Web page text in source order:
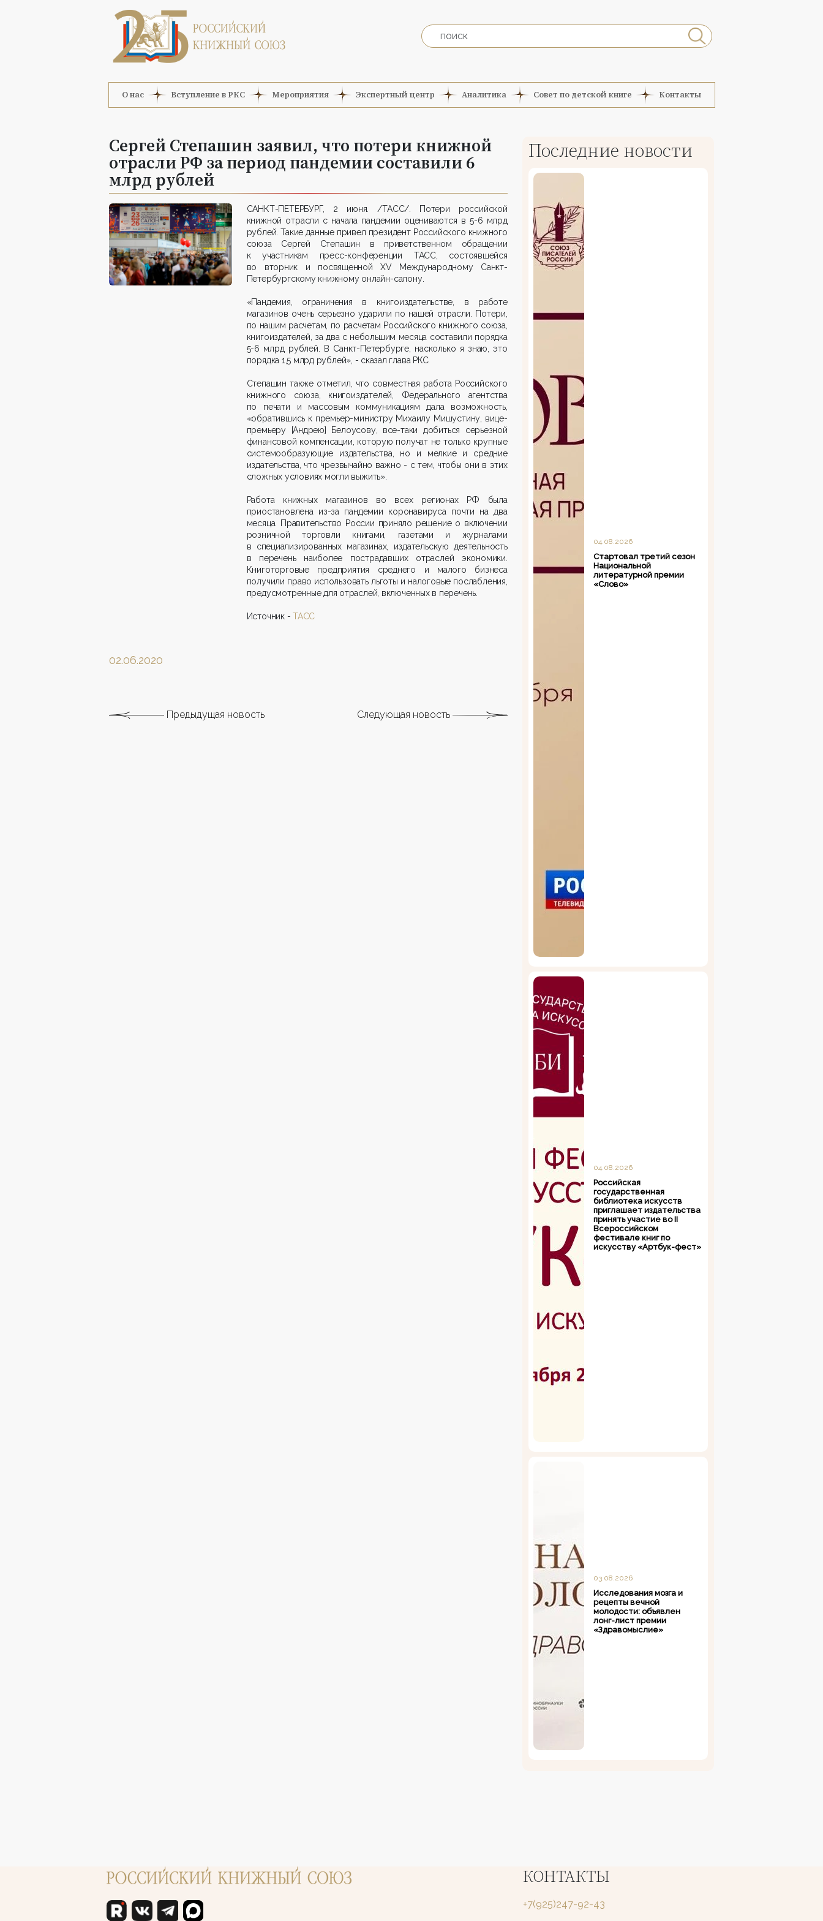
О нас Вступление в РКС Мероприятия Экспертный центр Аналитика Совет по детской книге Контакты
Сергей Степашин заявил, что потери книжной
отрасли РФ за период пандемии составили 6
млрд рублей
САНКТ-ПЕТЕРБУРГ, 2 июня. /ТАСС/. Потери российской
книжной отрасли с начала пандемии оцениваются в 5-6 млрд
рублей. Такие данные привел президент Российского книжного
союза Сергей Степашин в приветственном обращении
к участникам пресс-конференции ТАСС, состоявшейся
во вторник и посвященной XV Международному Санкт-
Петербургскому книжному онлайн-салону.
«Пандемия, ограничения в книгоиздательстве, в работе
магазинов очень серьезно ударили по нашей отрасли. Потери,
по нашим расчетам, по расчетам Российского книжного союза,
книгоиздателей, за два с небольшим месяца составили порядка
5-6 млрд рублей. В Санкт-Петербурге, насколько я знаю, это
порядка 1,5 млрд рублей», - сказал глава РКС.
Степашин также отметил, что совместная работа Российского
книжного союза, книгоиздателей, Федерального агентства
по печати и массовым коммуникациям дала возможность,
«обратившись к премьер-министру Михаилу Мишустину, вице-
премьеру [Андрею] Белоусову, все-таки добиться серьезной
финансовой компенсации, которую получат не только крупные
системообразующие издательства, но и мелкие и средние
издательства, что чрезвычайно важно - с тем, чтобы они в этих
сложных условиях могли выжить».
Работа книжных магазинов во всех регионах РФ была
приостановлена из-за пандемии коронавируса почти на два
месяца. Правительство России приняло решение о включении
розничной торговли книгами, газетами и журналами
в специализированных магазинах, издательскую деятельность
в перечень наиболее пострадавших отраслей экономики.
Книготорговые предприятия среднего и малого бизнеса
получили право использовать льготы и налоговые послабления,
предусмотренные для отраслей, включенных в перечень.
Источник -ТАСС
02.06.2020
Предыдущая новость Следующая новость
Последние новости
04.08.2026
Стартовал третий сезон
Национальной
литературной премии
«Слово»
04.08.2026
Российская
государственная
библиотека искусств
приглашает издательства
принять участие во II
Всероссийском
фестивале книг по
искусству «Артбук-фест»
03.08.2026
Исследования мозга и
рецепты вечной
молодости: объявлен
лонг-лист премии
«Здравомыслие»
КОНТАКТЫ
+7(925)247-92-43